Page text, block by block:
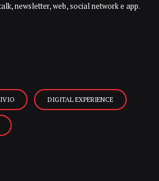
newsletter, web, social network e app.
DIGITAL EXPERIENCE